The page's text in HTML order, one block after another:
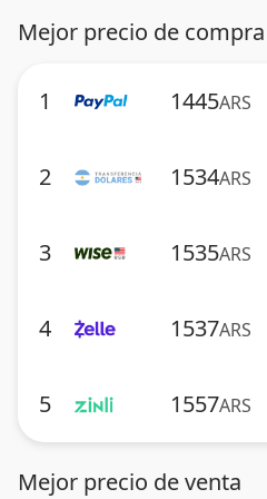
Mejor precio de compra
1 1445ARS
2 1534ARS
3 1535ARS
4 1537ARS
5 1557ARS
Mejor precio de venta